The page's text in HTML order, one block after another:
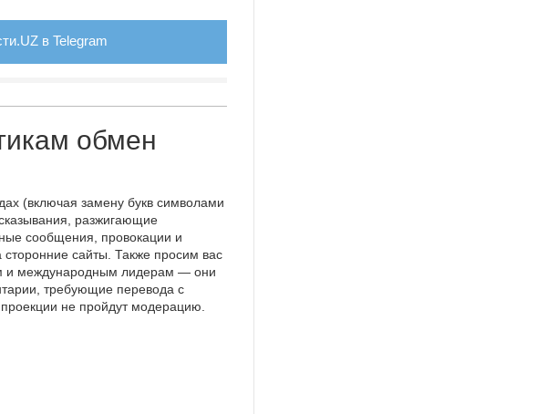
в Telegram
обмен
(включая замену букв символами
разжигающие
сообщения, провокации и
сайты. Также просим вас
и международным лидерам — они
требующие перевода с
проекции не пройдут модерацию.